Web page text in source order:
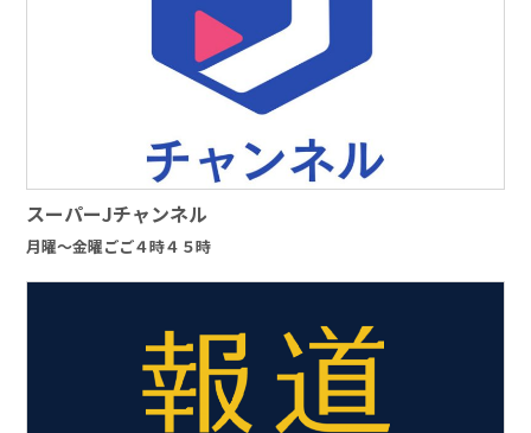
スーパーJチャンネル
月曜～金曜ごご４時４５時